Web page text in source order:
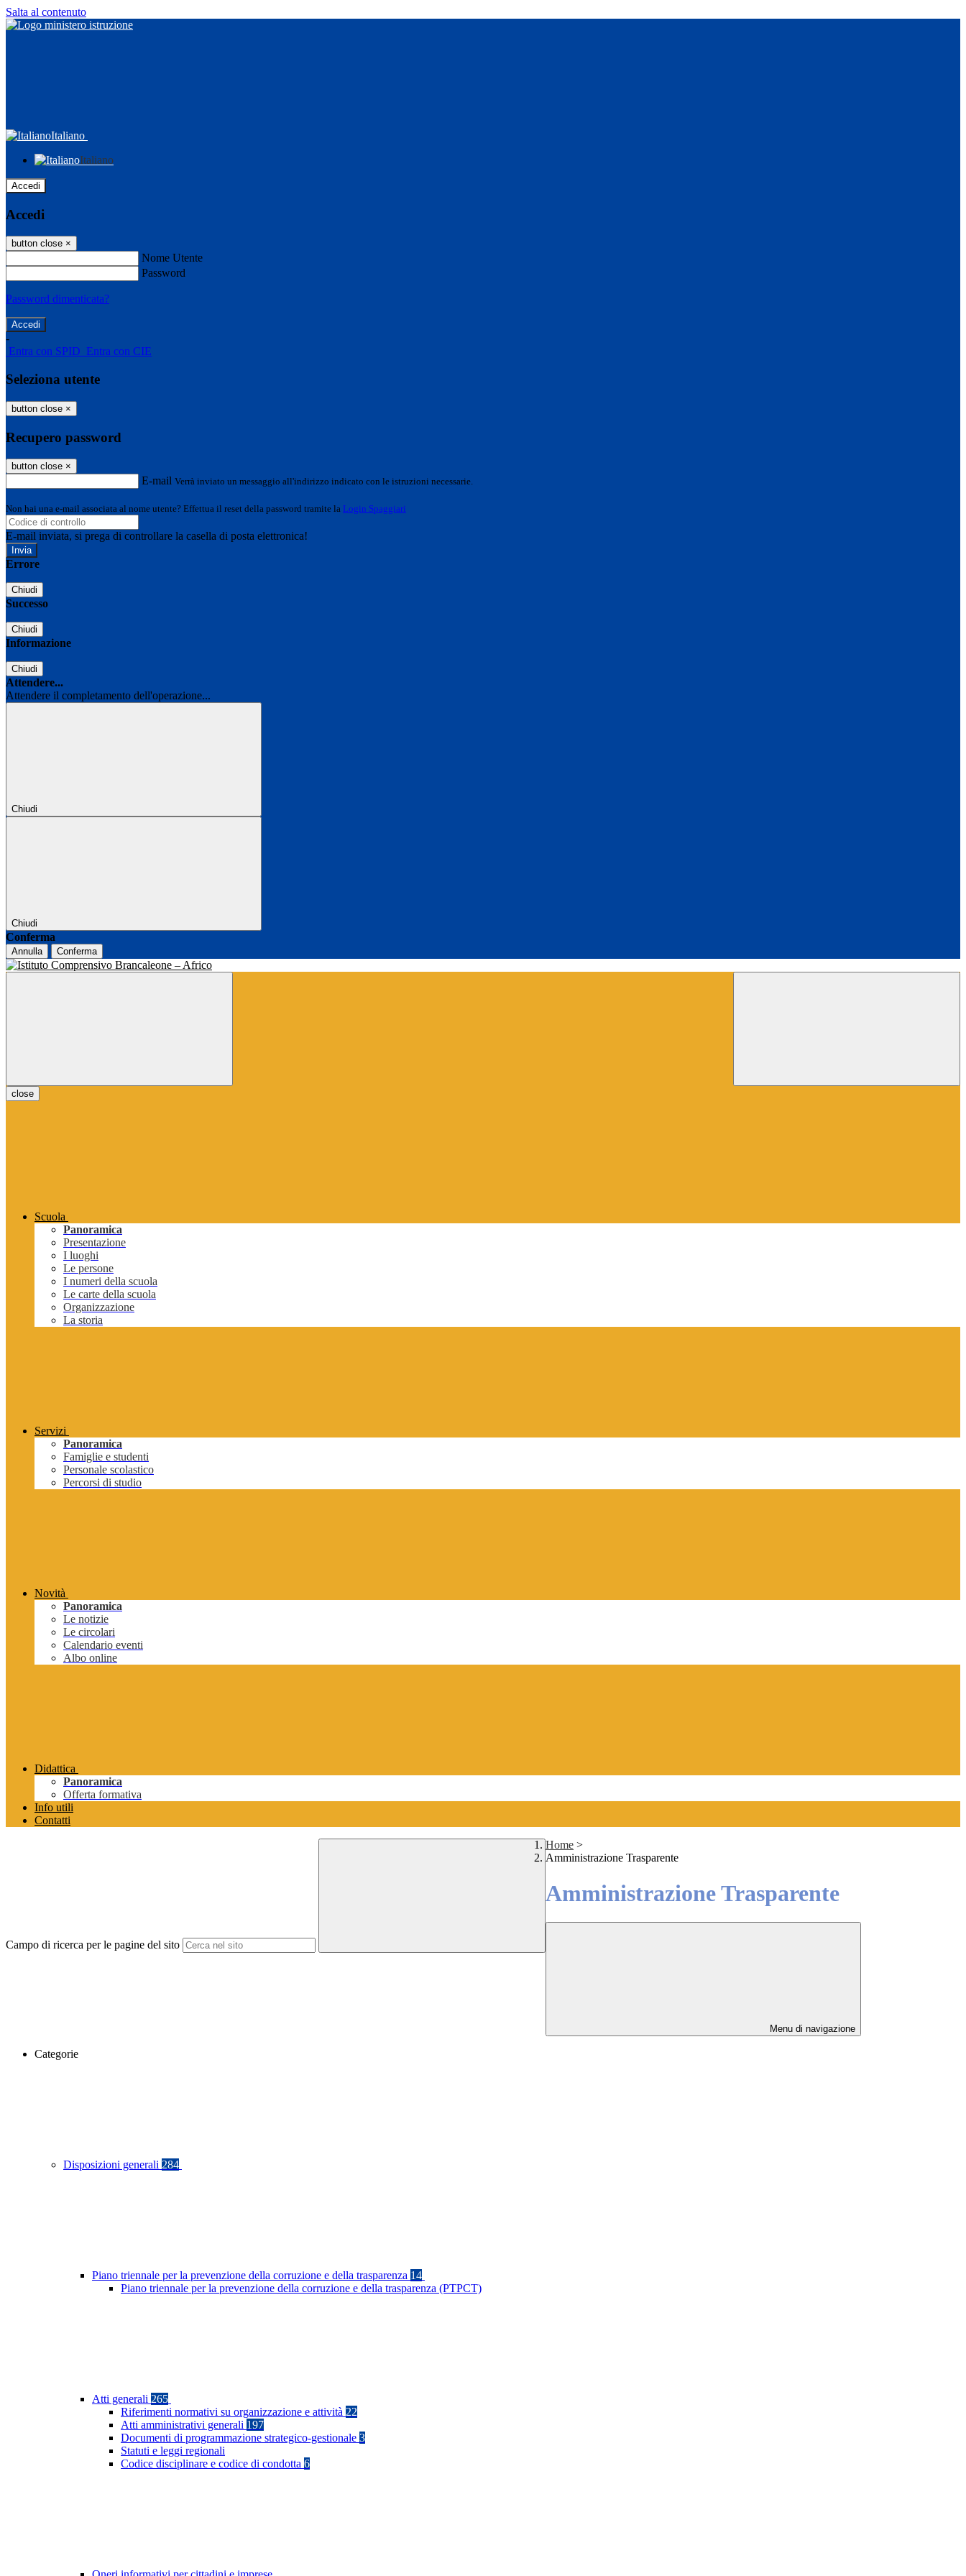
Salta al contenuto
Italiano
Italiano
Accedi
Accedi
button close ×
Nome Utente
Password
Password dimenticata?
-
Entra con SPID Entra con CIE
Seleziona utente
button close ×
Recupero password
button close ×
E-mail Verrà inviato un messaggio all'indirizzo indicato con le istruzioni necessarie.
Non hai una e-mail associata al nome utente? Effettua il reset della password tramite la Login Spaggiari
E-mail inviata, si prega di controllare la casella di posta elettronica!
Errore
Chiudi
Successo
Chiudi
Informazione
Chiudi
Attendere...
Attendere il completamento dell'operazione...
Chiudi
Chiudi
Conferma
Annulla Conferma
close
Scuola
Panoramica
Presentazione
I luoghi
Le persone
I numeri della scuola
Le carte della scuola
Organizzazione
La storia
Servizi
Panoramica
Famiglie e studenti
Personale scolastico
Percorsi di studio
Novità
Panoramica
Le notizie
Le circolari
Calendario eventi
Albo online
Didattica
Panoramica
Offerta formativa
Info utili
Contatti
Campo di ricerca per le pagine del sito
Home >
Amministrazione Trasparente
Amministrazione Trasparente
Menu di navigazione
Categorie
Disposizioni generali 284
Piano triennale per la prevenzione della corruzione e della trasparenza 14
Piano triennale per la prevenzione della corruzione e della trasparenza (PTPCT)
Atti generali 265
Riferimenti normativi su organizzazione e attività 22
Atti amministrativi generali 197
Documenti di programmazione strategico-gestionale 3
Statuti e leggi regionali
Codice disciplinare e codice di condotta 6